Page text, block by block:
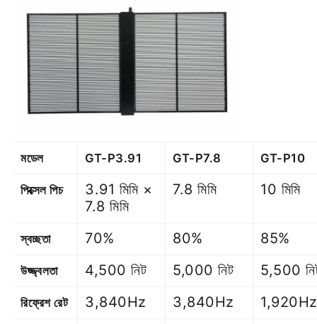
মডেল GT-P3.91 GT-P7.8 GT-P10
পিক্সেল পিচ
3.91 মিমি ×
7.8 মিমি
7.8 মিমি 10 মিমি
স্বচ্ছতা 70% 80% 85%
উজ্জ্বলতা 4,500 নিট 5,000 নিট 5,500
রিফ্রেশ রেট 3,840Hz 3,840Hz 1,920Hz